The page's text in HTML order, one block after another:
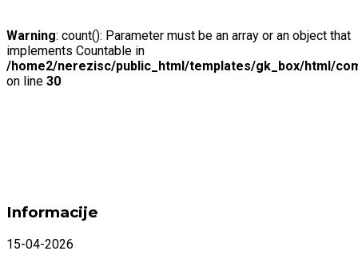
Warning: count(): Parameter must be an array or an object that
implements Countable in
/home2/nerezisc/public_html/templates/gk_box/html/
on line 30
Informacije
15-04-2026